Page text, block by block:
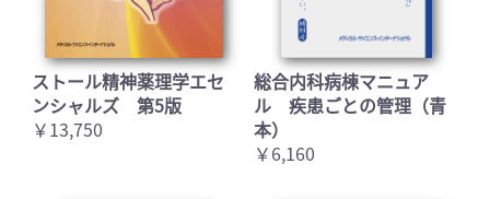
ストール精神薬理学エセ
ンシャルズ 第5版
￥13,750
総合内科病棟マニュア
ル 疾患ごとの管理（青
本）
￥6,160